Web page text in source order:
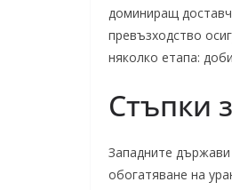
доминиращ
превъзходство
няколко етапа:
Стъпки
Западните
обогатяване на